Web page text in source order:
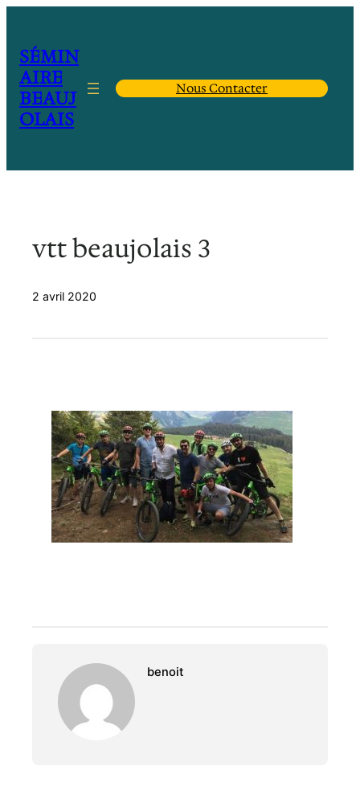
contenu
SÉMIN
AIRE
BEAUJ
OLAIS
Nous Contacter
vtt beaujolais 3
2 avril 2020
benoit